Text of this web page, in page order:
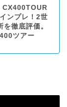
ンプレ！2世
徹底評価。
ツアー